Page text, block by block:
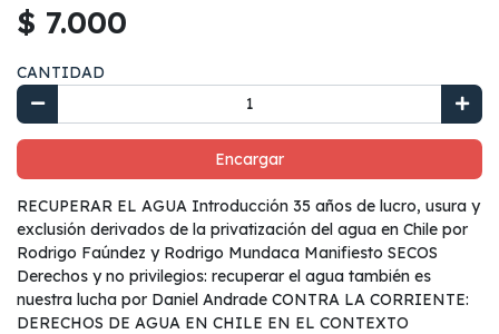
$ 7.000
CANTIDAD
Encargar
RECUPERAR EL AGUA Introducción 35 años de lucro, usura y
exclusión derivados de la privatización del agua en Chile por
Rodrigo Faúndez y Rodrigo Mundaca Manifiesto SECOS
Derechos y no privilegios: recuperar el agua también es
nuestra lucha por Daniel Andrade CONTRA LA CORRIENTE:
DERECHOS DE AGUA EN CHILE EN EL CONTEXTO